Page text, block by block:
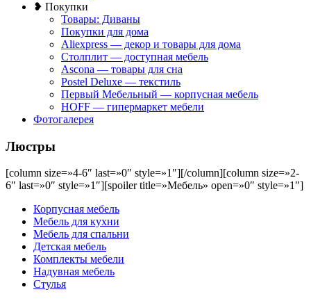
❥ Покупки
Товары: Диваны
Покупки для дома
Aliexpress — декор и товары для дома
Столплит — доступная мебель
Ascona — товары для сна
Postel Deluxe — текстиль
Первый Мебельный — корпусная мебель
HOFF — гипермаркет мебели
Фотогалерея
Люстры
[column size=»4-6″ last=»0″ style=»1″][/column][column size=»2-
6″ last=»0″ style=»1″][spoiler title=»Мебель» open=»0″ style=»1″]
Корпусная мебель
Мебель для кухни
Мебель для спальни
Детская мебель
Комплекты мебели
Надувная мебель
Стулья